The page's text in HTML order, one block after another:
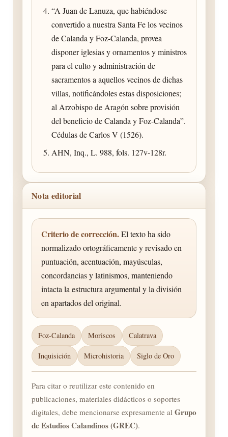
“A Juan de Lanuza, que habiéndose
convertido a nuestra Santa Fe los vecinos
de Calanda y Foz-Calanda, provea
disponer iglesias y ornamentos y ministros
para el culto y administración de
sacramentos a aquellos vecinos de dichas
villas, notificándoles estas disposiciones;
al Arzobispo de Aragón sobre provisión
del beneficio de Calanda y Foz-Calanda”.
Cédulas de Carlos V (1526).
AHN, Inq., L. 988, fols. 127v-128r.
Nota editorial
Criterio de corrección.El texto ha sido
normalizado ortográficamente y revisado en
puntuación, acentuación, mayúsculas,
concordancias y latinismos, manteniendo
intacta la estructura argumental y la división
en apartados del original.
Foz-Calanda Moriscos Calatrava
Inquisición Microhistoria Siglo de Oro
Para citar o reutilizar este contenido en
publicaciones, materiales didácticos o soportes
digitales, debe mencionarse expresamente al Grupo
de Estudios Calandinos (GREC).